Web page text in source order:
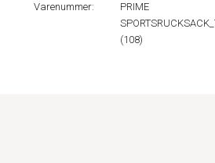
Varenummer:
PRIME
(108)